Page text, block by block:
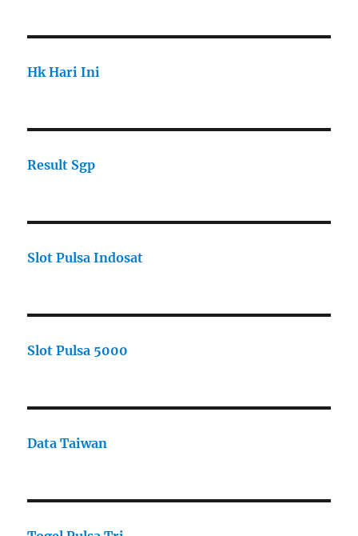
Hk Hari Ini
Result Sgp
Slot Pulsa Indosat
Slot Pulsa 5000
Data Taiwan